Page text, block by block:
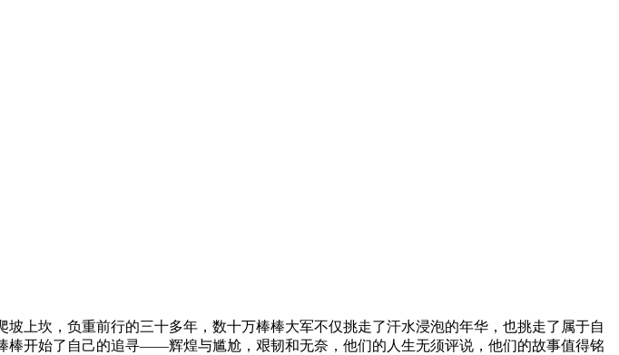
坎，负重前行的三十多年，数十万棒棒大军不仅挑走了汗水浸泡的年华，也挑走了属于自
开始了自己的追寻——辉煌与尴尬，艰韧和无奈，他们的人生无须评说，他们的故事值得铭